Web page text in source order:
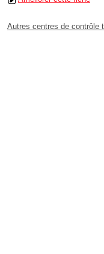
Autres centres de contrôle